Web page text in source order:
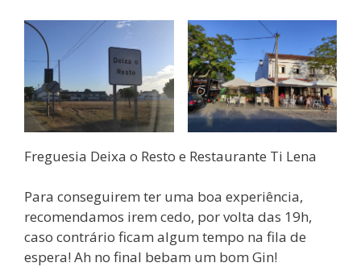
Freguesia Deixa o Resto e Restaurante Ti Lena
Para conseguirem ter uma boa experiência,
recomendamos irem cedo, por volta das 19h,
caso contrário ficam algum tempo na fila de
espera! Ah no final bebam um bom Gin!